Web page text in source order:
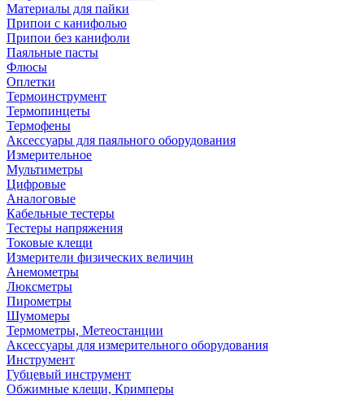
Материалы для пайки
Припои с канифолью
Припои без канифоли
Паяльные пасты
Флюсы
Оплетки
Термоинструмент
Термопинцеты
Термофены
Аксессуары для паяльного оборудования
Измерительное
Мультиметры
Цифровые
Аналоговые
Кабельные тестеры
Тестеры напряжения
Токовые клещи
Измерители физических величин
Анемометры
Люксметры
Пирометры
Шумомеры
Термометры, Метеостанции
Аксессуары для измерительного оборудования
Инструмент
Губцевый инструмент
Обжимные клещи, Кримперы